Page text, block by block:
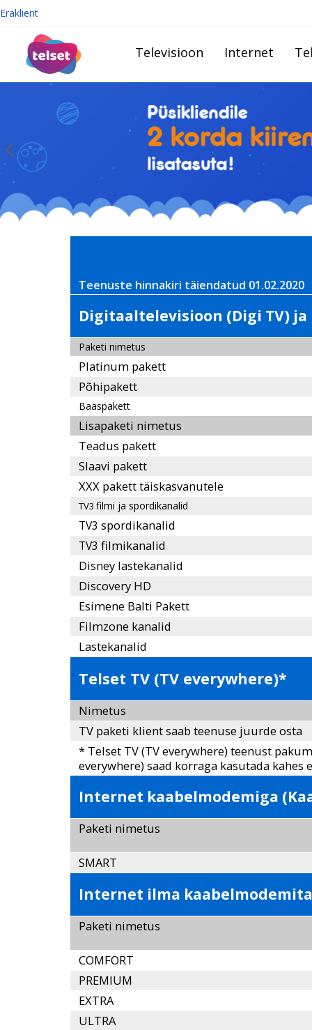
Eraklient
Televisioon Internet
Teenuste hinnakiri täiendatud 01.02.2020
Digitaaltelevisioon (Digi TV) ja
Paketi nimetus
Platinum pakett
Põhipakett
Baaspakett
Lisapaketi nimetus
Teadus pakett
Slaavi pakett
XXX pakett täiskasvanutele
TV3 filmi ja spordikanalid
TV3 spordikanalid
TV3 filmikanalid
Disney lastekanalid
Discovery HD
Esimene Balti Pakett
Filmzone kanalid
Lastekanalid
Telset TV (TV everywhere)*
Nimetus
TV paketi klient saab teenuse juurde osta
* Telset TV (TV everywhere) teenust
everywhere) saad korraga kasutada kahes
Internet kaabelmodemiga
Paketi nimetus
SMART
Internet ilma
Paketi nimetus
COMFORT
PREMIUM
EXTRA
ULTRA